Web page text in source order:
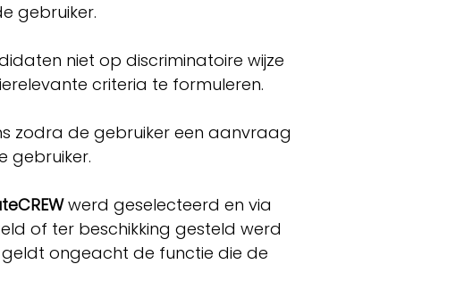
gebruiker.
niet op discriminatoire wijze
criteria te formuleren.
zodra de gebruiker een aanvraag
gebruiker.
werd geselecteerd en via
of ter beschikking gesteld werd
ongeacht de functie die de